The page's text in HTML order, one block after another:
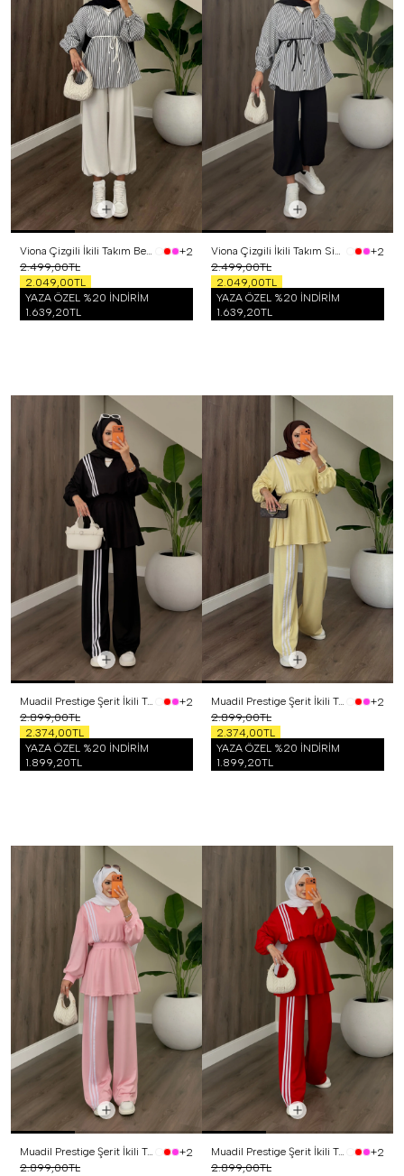
Viona Çizgili İkili Takım Beyaz
+2
2.499,00TL
2.049,00TL
YAZA ÖZEL %20 İNDİRİM
1.639,20TL
Viona Çizgili İkili Takım Siyah
+2
2.499,00TL
2.049,00TL
YAZA ÖZEL %20 İNDİRİM
1.639,20TL
Muadil Prestige Şerit İkili Takım Siyah
+2
2.899,00TL
2.374,00TL
YAZA ÖZEL %20 İNDİRİM
1.899,20TL
Muadil Prestige Şerit İkili Takım Sarı
+2
2.899,00TL
2.374,00TL
YAZA ÖZEL %20 İNDİRİM
1.899,20TL
Muadil Prestige Şerit İkili Takım Pembe
+2
2.899,00TL
Muadil Prestige Şerit İkili Takım Kırmızı
+2
2.899,00TL